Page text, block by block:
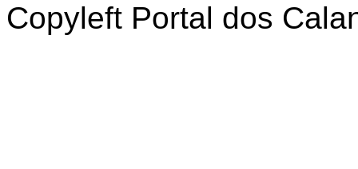
Copyleft Portal dos